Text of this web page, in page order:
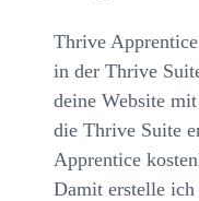
Thrive
in der Thrive
deine Website
die Thrive Suite
Apprentice
Damit erstelle